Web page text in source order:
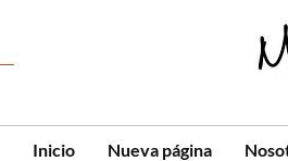
Inicio Nueva página